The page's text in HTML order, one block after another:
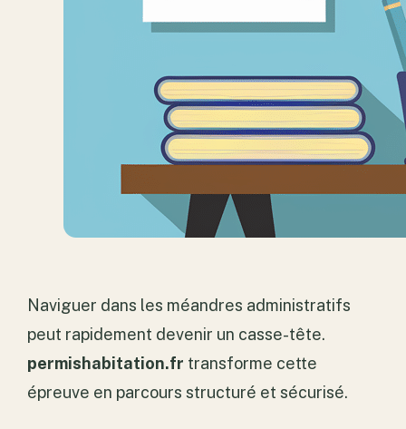
Naviguer dans les méandres administratifs
peut rapidement devenir un casse-tête.
permishabitation.fr transforme cette
épreuve en parcours structuré et sécurisé.